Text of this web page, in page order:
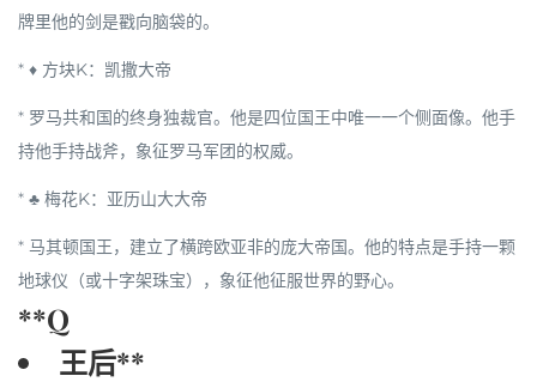
牌里他的剑是戳向脑袋的。
* ♦ 方块K： 凯撒大帝
* 罗马共和国的终身独裁官。他是四位国王中唯一一个侧面像。他手
持他手持战斧，象征罗马军团的权威。
* ♣ 梅花K： 亚历山大大帝
* 马其顿国王，建立了横跨欧亚非的庞大帝国。他的特点是手持一颗
地球仪（或十字架珠宝），象征他征服世界的野心。
**Q
王后**